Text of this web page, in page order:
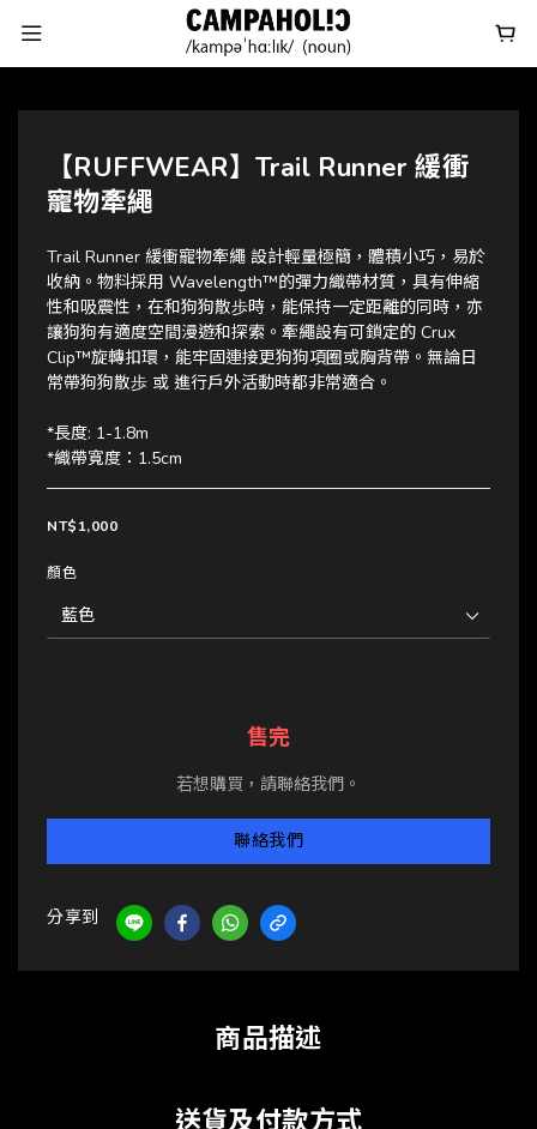
【RUFFWEAR】Trail Runner 緩衝
寵物牽繩
Trail Runner 緩衝寵物牽繩 設計輕量極簡，體積小巧，易於
收納。物料採用 Wavelength™的彈力織帶材質，具有伸縮
性和吸震性，在和狗狗散歩時，能保持一定距離的同時，亦
讓狗狗有適度空間漫遊和探索。牽繩設有可鎖定的 Crux
Clip™旋轉扣環，能牢固連接更狗狗項圈或胸背帶。無論日
常帶狗狗散歩 或 進行戶外活動時都非常適合。
*長度: 1-1.8m
*織帶寬度：1.5cm
NT$1,000
顏色
售完
若想購買，請聯絡我們。
聯絡我們
分享到
商品描述
送貨及付款方式